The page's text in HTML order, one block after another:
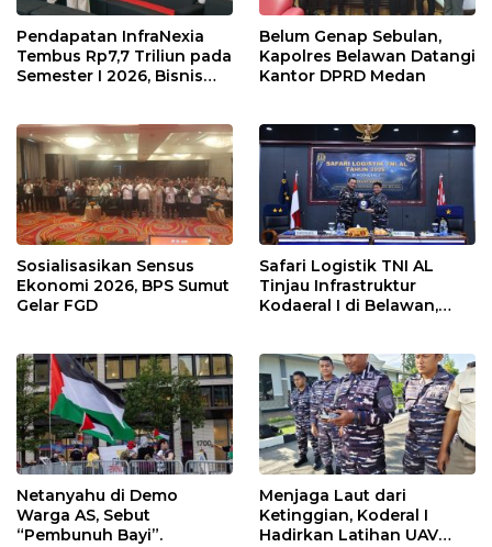
Pendapatan InfraNexia
Tembus Rp7,7 Triliun pada
Semester I 2026, Bisnis
Belum Genap Sebulan,
Kapolres Belawan Datangi
Kantor DPRD Medan
Sosialisasikan Sensus
Ekonomi 2026, BPS Sumut
Gelar FGD
Safari Logistik TNI AL
Tinjau Infrastruktur
Kodaeral I di Belawan,
Netanyahu di Demo
Warga AS, Sebut
“Pembunuh Bayi”.
Menjaga Laut dari
Ketinggian, Koderal I
Hadirkan Latihan UAV